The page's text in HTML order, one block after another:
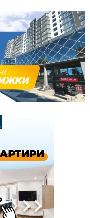
лікарні двох
гривень
який у Буковелі
за 8,5 тисяч
давньоруську
складних операцій
Audi наїхав на
- трохи більше ніж 6
збили жінку
новобудов і
житло
створила